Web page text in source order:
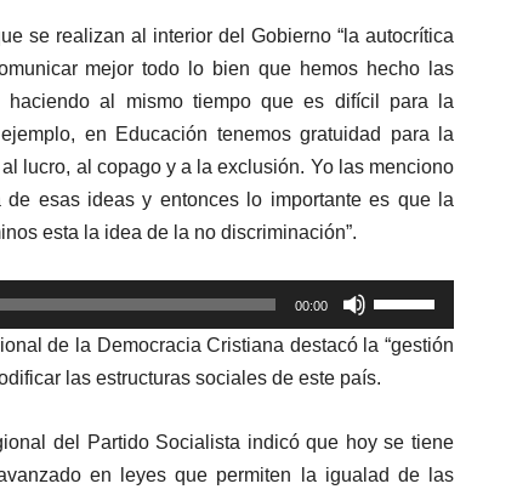
se realizan al interior del Gobierno “la autocrítica
mejor todo lo bien que hemos hecho las
al mismo tiempo que es difícil para la
en Educación tenemos gratuidad para la
lucro, al copago y a la exclusión. Yo las menciono
esas ideas y entonces lo importante es que la
esta la idea de la no discriminación”.
00:00
las
teclas
de
arriba/abajo
para
de la Democracia Cristiana destacó la “gestión
las estructuras sociales de este país.
del Partido Socialista indicó que hoy se tiene
en leyes que permiten la igualad de las